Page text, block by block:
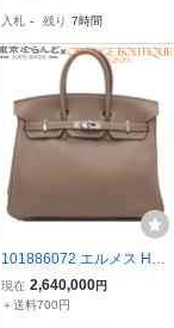
レディース
入札 - 残り 7時間
101886072 エルメス HE
RMES バーキン25 X刻印
エトゥープ シルバー金具
現在 2,640,000円
＋送料700円